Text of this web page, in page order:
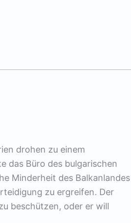
drohen zu einem
das Büro des bulgarischen
Minderheit des Balkanlandes
zu ergreifen. Der
beschützen, oder er will